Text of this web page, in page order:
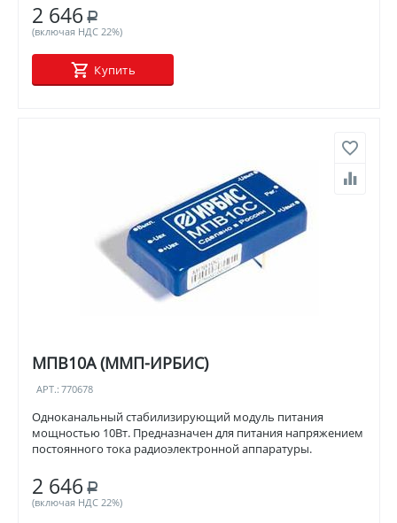
2 646 Р
(включая НДС 22%)
Купить
МПВ10А (ММП-ИРБИС)
АРТ.: 770678
Одноканальный стабилизирующий модуль питания
мощностью 10Вт. Предназначен для питания напряжением
постоянного тока радиоэлектронной аппаратуры.
2 646 Р
(включая НДС 22%)